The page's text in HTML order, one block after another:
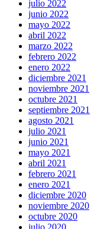
julio 2022
junio 2022
mayo 2022
abril 2022
marzo 2022
febrero 2022
enero 2022
diciembre 2021
noviembre 2021
octubre 2021
septiembre 2021
agosto 2021
julio 2021
junio 2021
mayo 2021
abril 2021
febrero 2021
enero 2021
diciembre 2020
noviembre 2020
octubre 2020
julio 2020